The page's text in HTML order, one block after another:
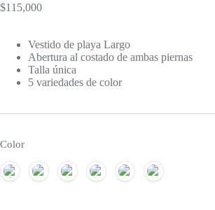
$115,000
Vestido de playa Largo
Abertura al costado de ambas piernas
Talla única
5 variedades de color
Color